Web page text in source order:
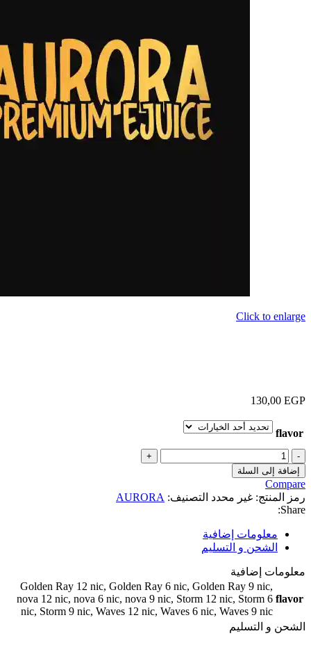
Click to enlarge
130,00 EGP
flavor
إضافة إلى السلة
Compare
رمز المنتج: غير محدد التصنيف: AURORA
Share:
معلومات إضافية
الشحن و التسليم
معلومات إضافية
flavor
Golden Ray 12 nic, Golden Ray 6 nic, Golden Ray 9 nic,
nova 12 nic, nova 6 nic, nova 9 nic, Storm 12 nic, Storm 6
nic, Storm 9 nic, Waves 12 nic, Waves 6 nic, Waves 9 nic
الشحن و التسليم